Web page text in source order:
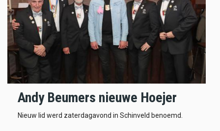
Andy Beumers nieuwe Hoejer
Nieuw lid werd zaterdagavond in Schinveld benoemd.